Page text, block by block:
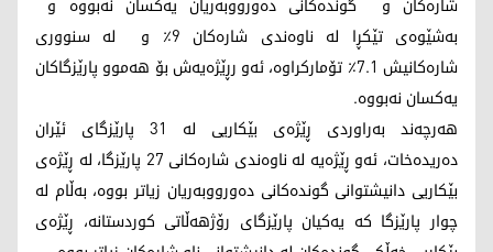
بەشێوەی تێکڕا لە ناوەندی شارەکان 9٪ و لە سنووری
شارەکانیش 7.1٪ تۆمارکراوە، ئەو رڕێژەیەش بۆ هەموو پارێزگاکان
یەکسان نەبووە.
هەرچەند بەراوردی ڕێژەی بێکاریی لە 31 پارێزگای ئێران
دەریدەخات، ئەو ڕێژەیە لە ناوەندی شارەکانی 27 پارێزگا، لە ڕێژەی
بێکاریی دانیشتوانی گوندەکانی دەورووبەریان زیاتر بووە، بەڵام لە
چوار پارێزگا کە یەکیان پارێزگای رۆژهەڵاتی کوردستانە، ڕێژەی